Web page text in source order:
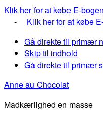
Klik her for at købe E-
- Klik her for at købe
Gå direkte til primær
Skip til indhold
Gå direkte til primær
Anne au Chocolat
Madkærlighed en masse